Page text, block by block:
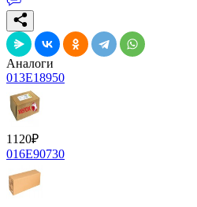
Аналоги
013E18950
1120₽
016E90730